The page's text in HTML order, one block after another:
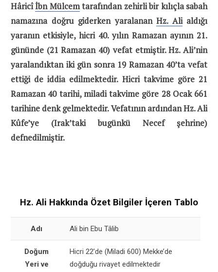
Hâricîİbn Mülcemtarafından zehirli bir kılıçla sabah
namazına doğru giderken yaralanan Hz. Alialdığı
yaranın etkisiyle, hicri 40. yılın Ramazan ayının 21.
gününde (21 Ramazan 40) vefat etmiştir. Hz. Ali’nin
yaralandıktan iki gün sonra 19 Ramazan 40’ta vefat
ettiği de iddia edilmektedir. Hicri takvime göre 21
Ramazan 40 tarihi, miladi takvime göre 28 Ocak 661
tarihine denk gelmektedir. Vefatının ardından Hz. Ali
Kûfe’ye (Irak’taki bugünkü Necef şehrine)
defnedilmiştir.
Hz. Ali Hakkında Özet Bilgiler İçeren Tablo
Adı Ali bin Ebu Tâlib
Doğum
Yeri ve
Hicri 22’de (Miladi 600) Mekke’de
doğduğu rivayet edilmektedir